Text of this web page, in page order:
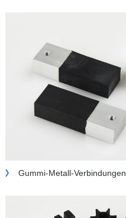
Gummi-Metall-Verbindungen